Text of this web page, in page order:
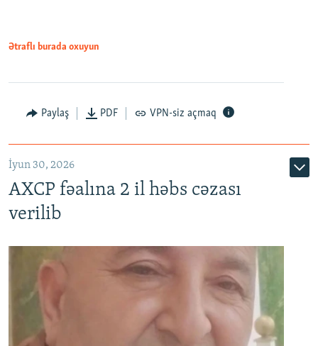
Ətraflı burada oxuyun
Paylaş PDF VPN-siz açmaq
İyun 30, 2026
AXCP fəalına 2 il həbs cəzası
verilib